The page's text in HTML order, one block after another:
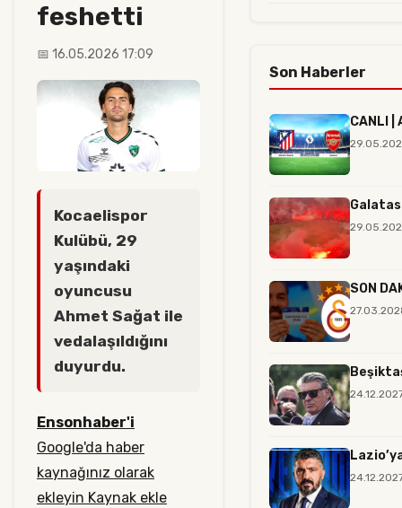
feshetti
📅 16.05.2026 17:09
Kocaelispor
Kulübü, 29
yaşındaki
oyuncusu
Ahmet Sağat ile
vedalaşıldığını
duyurdu.
Ensonhaber'i
Google'da haber
kaynağınız olarak
ekleyin Kaynak ekle
Son Haberler
CANLI |
SON